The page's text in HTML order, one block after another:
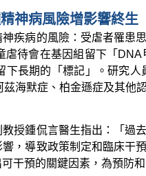
神病風險增影響終生
疾病的風險：受虐者罹
待會在基因組留下「
長期的「標記」。研究
海默症、柏金遜症及其
授鍾侃言醫生指出：「
，導致政策制定和臨床
干預的關鍵因素，為預防和